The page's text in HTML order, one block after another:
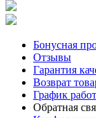
Бонусная
Отзывы
Гарантия
Возврат
График
Обратная